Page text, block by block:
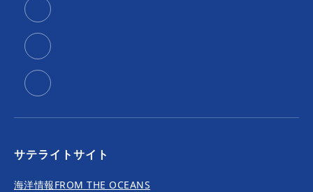
サテライトサイト
海洋情報FROM THE OCEANS